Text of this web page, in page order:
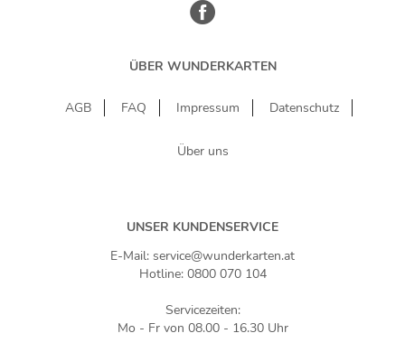
ÜBER WUNDERKARTEN
AGB FAQ Impressum Datenschutz
Über uns
UNSER KUNDENSERVICE
E-Mail: service@wunderkarten.at
Hotline: 0800 070 104
Servicezeiten:
Mo - Fr von 08.00 - 16.30 Uhr